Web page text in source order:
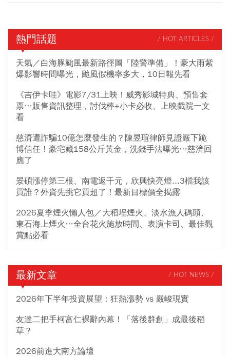
熱門話題 / HOT ARTICLES /
天氣／白海豚颱風最新路徑圖「陸警準備」！豪大雨紫
爆影響時間曝光，颱風假機率多大，10日報先看
《吉伊卡哇》電影7/31上映！威秀影城特典、預售套
票…販售資訊整理，討伐棒+小卡必收、上映戲院一文
看
慈濟遭詐騙10億怎麼發生的？陳昱瑄律師見證嚴下跪
博信任！豪宅藏158公斤黃金，洗錢手法曝光…慈濟回
應了
景碩漲停第三根、南電返千元，欣興快亮燈...3檔我該
買誰？外資先挑它買超了！最新目標價全揭露
2026夏季煙火懶人包／大稻埕煙火、淡水漁人碼頭、
東石海上煙火…全台花火施放時間、表演卡司、最佳觀
賞點必看
最新文章 / HOT NEWS /
2026年下半年投資展望：狂熱漲勢 vs 嚴峻現實
友達二把手柯富仁裸辭內幕！「落後群創」成最後稻
草？
2026前進大南方論壇